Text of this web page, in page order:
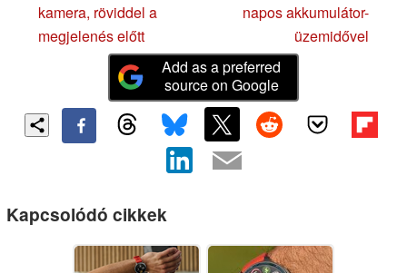
kamera, röviddel a
megjelenés előtt
napos akkumulátor-
üzemidővel
Add as a preferred
source on Google
Kapcsolódó cikkek